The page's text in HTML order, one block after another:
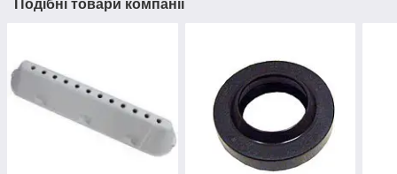
Подібні товари компанії